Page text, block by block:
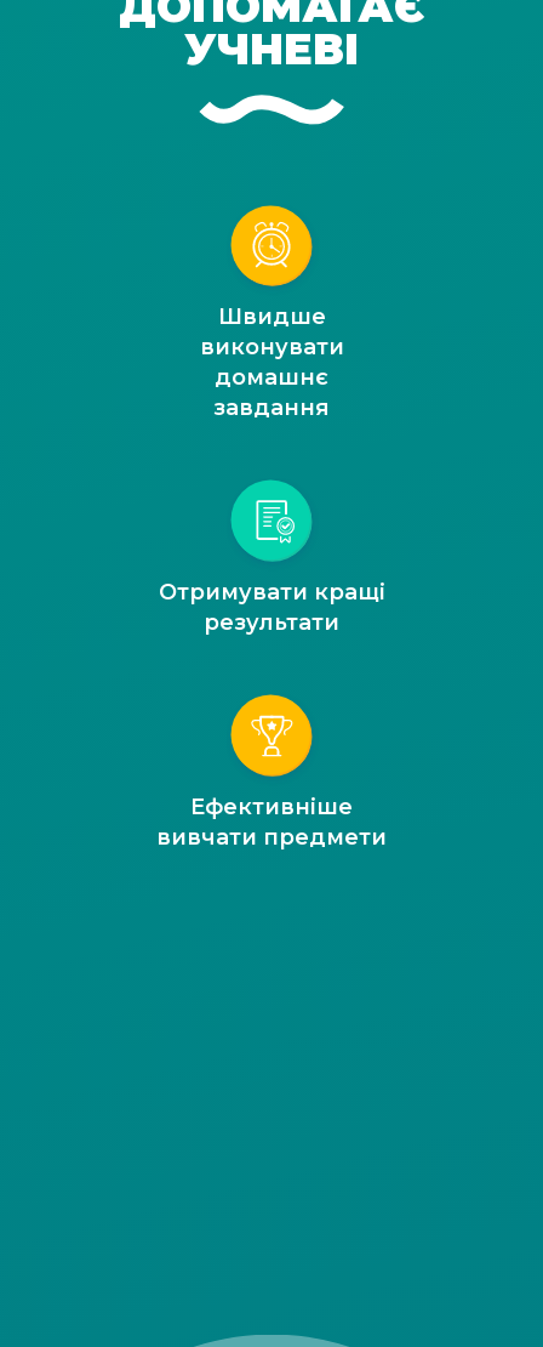
УЧНЕВІ
Швидше
виконувати
домашнє
завдання
Отримувати кращі
результати
Ефективніше
вивчати предмети